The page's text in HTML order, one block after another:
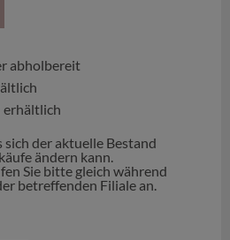
abholbereit
erhältlich
sich der aktuelle Bestand
ändern kann.
Sie bitte gleich während
betreffenden Filiale an.